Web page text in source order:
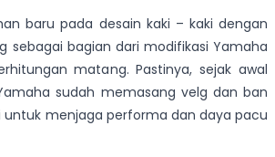
baru pada desain kaki – kaki dengan
sebagai bagian dari modifikasi Yamaha
matang. Pastinya, sejak awal
sudah memasang velg dan ban
untuk menjaga performa dan daya pacu